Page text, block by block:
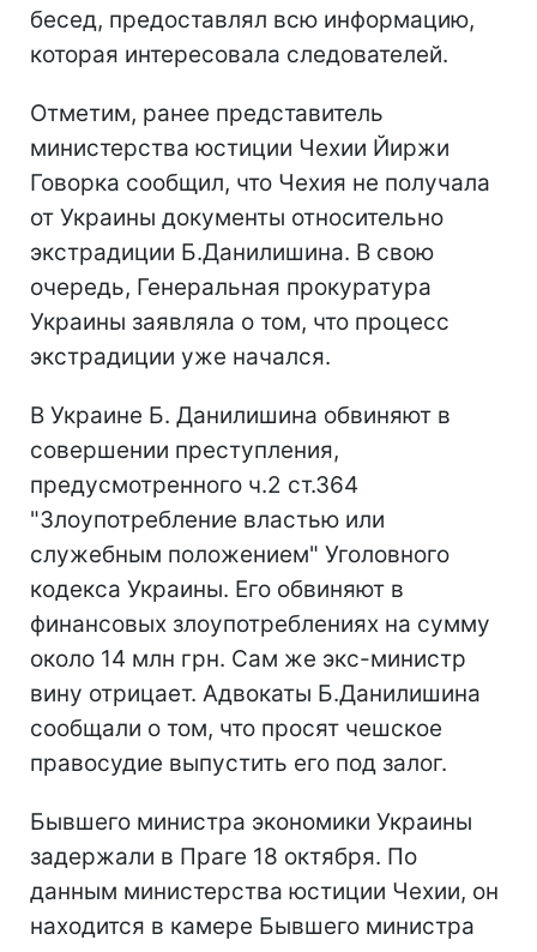
бесед, предоставлял всю информацию,
которая интересовала следователей.
Отметим, ранее представитель
министерства юстиции Чехии Йиржи
Говорка сообщил, что Чехия не получала
от Украины документы относительно
экстрадиции Б.Данилишина. В свою
очередь, Генеральная прокуратура
Украины заявляла о том, что процесс
экстрадиции уже начался.
В Украине Б. Данилишина обвиняют в
совершении преступления,
предусмотренного ч.2 ст.364
"Злоупотребление властью или
служебным положением" Уголовного
кодекса Украины. Его обвиняют в
финансовых злоупотреблениях на сумму
около 14 млн грн. Сам же экс-министр
вину отрицает. Адвокаты Б.Данилишина
сообщали о том, что просят чешское
правосудие выпустить его под залог.
Бывшего министра экономики Украины
задержали в Праге 18 октября. По
данным министерства юстиции Чехии, он
находится в камере Бывшего министра